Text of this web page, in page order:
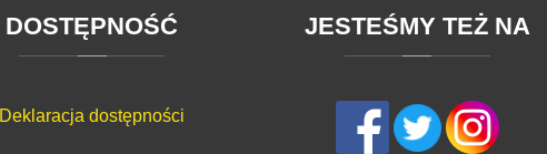
DOSTĘPNOŚĆ
Deklaracja dostępności
JESTEŚMY TEŻ NA